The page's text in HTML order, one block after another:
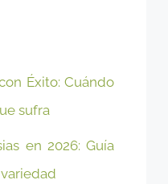
Éxito: Cuándo
sufra
en 2026: Guía